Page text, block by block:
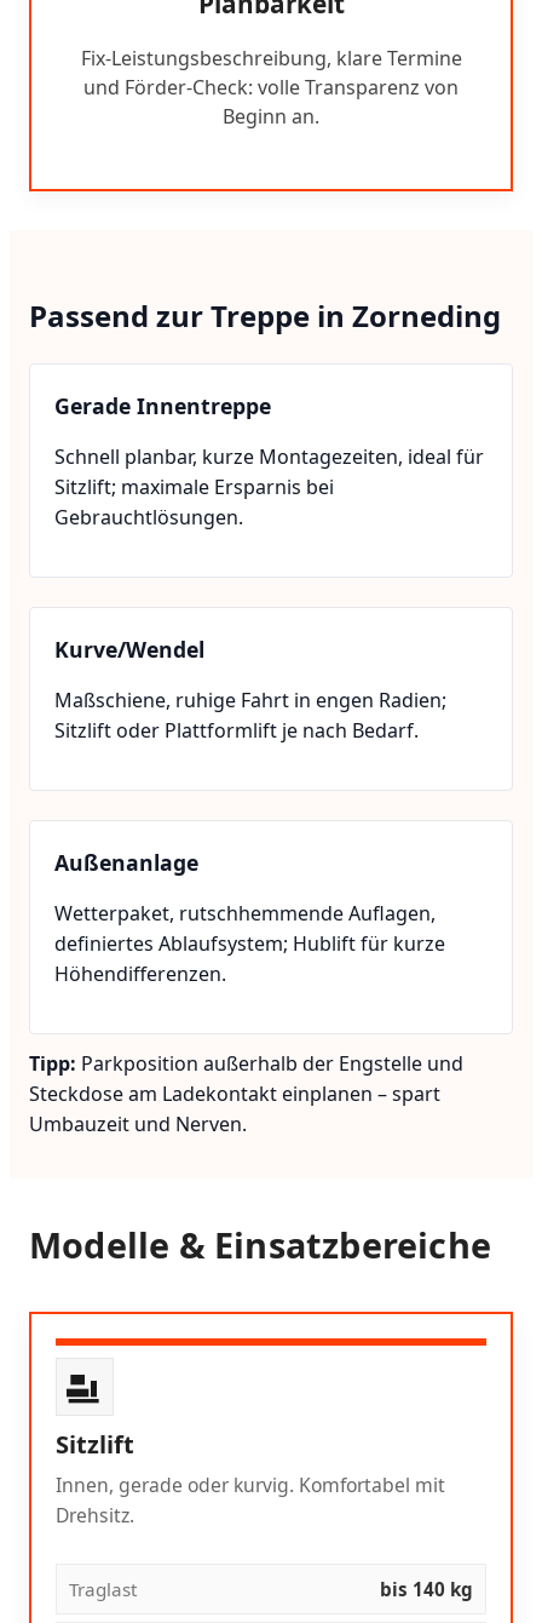
Fix-Leistungsbeschreibung, klare Termine
und Förder-Check: volle Transparenz von
Beginn an.
Passend zur Treppe in Zorneding
Gerade Innentreppe
Schnell planbar, kurze Montagezeiten, ideal für
Sitzlift; maximale Ersparnis bei
Gebrauchtlösungen.
Kurve/Wendel
Maßschiene, ruhige Fahrt in engen Radien;
Sitzlift oder Plattformlift je nach Bedarf.
Außenanlage
Wetterpaket, rutschhemmende Auflagen,
definiertes Ablaufsystem; Hublift für kurze
Höhendifferenzen.
Tipp: Parkposition außerhalb der Engstelle und
Steckdose am Ladekontakt einplanen – spart
Umbauzeit und Nerven.
Modelle & Einsatzbereiche
Sitzlift
Innen, gerade oder kurvig. Komfortabel mit
Drehsitz.
Traglast bis 140 kg